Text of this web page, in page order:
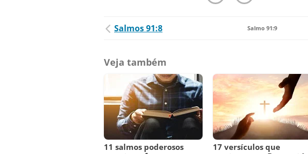
Salmos 91:8 Salmo 91:9
Veja também
11 salmos poderosos
17 versículos que